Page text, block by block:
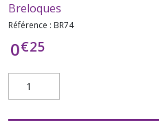
Breloques
Référence : BR74
0€25